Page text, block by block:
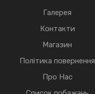
Галерея
Контакти
Магазин
Політика повернення
Про Нас